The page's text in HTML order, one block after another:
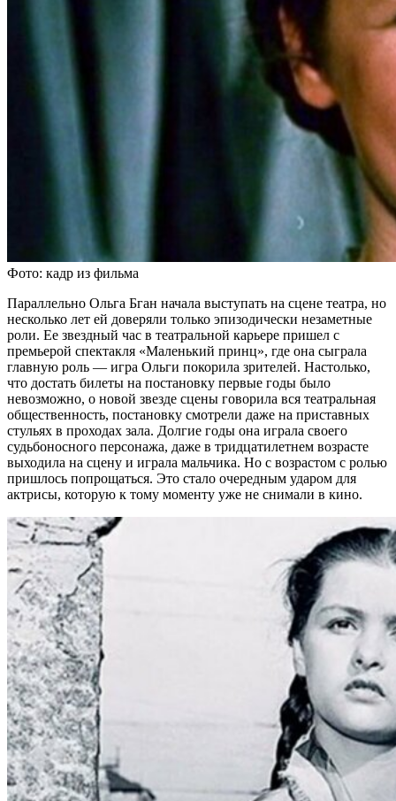
Фото: кадр из фильма
Параллельно Ольга Бган начала выступать на сцене театра, но
несколько лет ей доверяли только эпизодически незаметные
роли. Ее звездный час в театральной карьере пришел с
премьерой спектакля «Маленький принц», где она сыграла
главную роль — игра Ольги покорила зрителей. Настолько,
что достать билеты на постановку первые годы было
невозможно, о новой звезде сцены говорила вся театральная
общественность, постановку смотрели даже на приставных
стульях в проходах зала. Долгие годы она играла своего
судьбоносного персонажа, даже в тридцатилетнем возрасте
выходила на сцену и играла мальчика. Но с возрастом с ролью
пришлось попрощаться. Это стало очередным ударом для
актрисы, которую к тому моменту уже не снимали в кино.